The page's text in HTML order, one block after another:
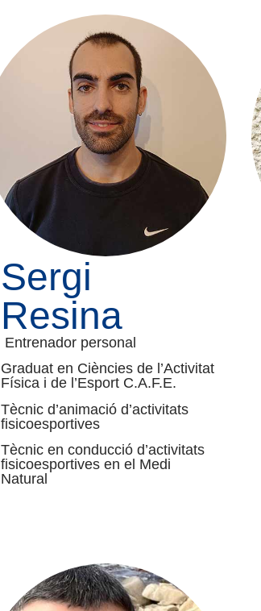
Sergi
Resina
Entrenador personal
Graduat en Ciències de l’Activitat
Física i de l’Esport C.A.F.E.
Tècnic d’animació d’activitats
fisicoesportives
Tècnic en conducció d’activitats
fisicoesportives en el Medi
Natural